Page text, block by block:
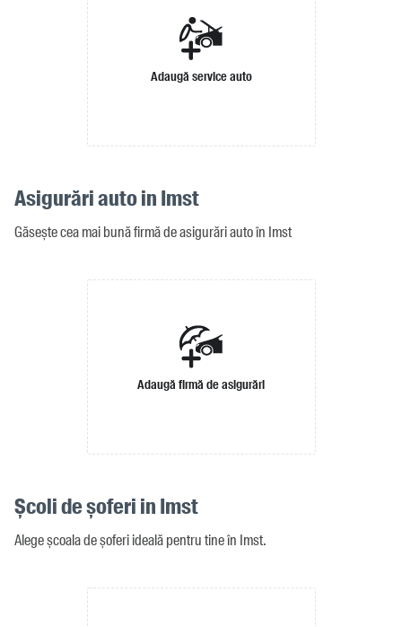
Adaugă service auto
Asigurări auto in Imst
Găsește cea mai bună firmă de asigurări auto în Imst
Adaugă firmă de asigurări
Școli de șoferi in Imst
Alege școala de șoferi ideală pentru tine în Imst.